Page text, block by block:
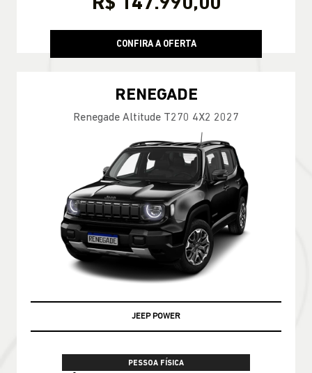
R$ 147.990,00
CONFIRA A OFERTA
RENEGADE
Renegade Altitude T270 4X2 2027
JEEP POWER
PESSOA FÍSICA